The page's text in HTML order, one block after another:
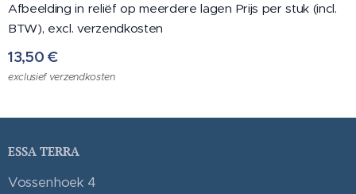
Afbeelding in reliëf op meerdere lagen Prijs per stuk (incl.
BTW), excl. verzendkosten
13,50 €
exclusief verzendkosten
ESSA TERRA
Vossenhoek 4